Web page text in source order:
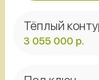
Тёплый
3 055 000 р.